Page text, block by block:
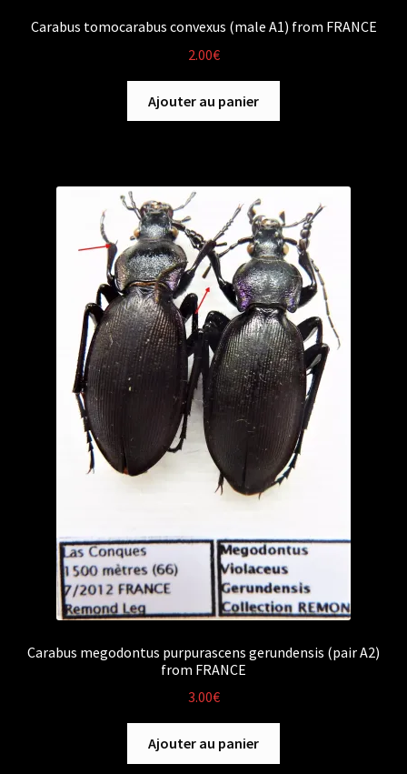
Carabus tomocarabus convexus (male A1) from FRANCE
2.00€
Ajouter au panier
Carabus megodontus purpurascens gerundensis (pair A2)
from FRANCE
3.00€
Ajouter au panier